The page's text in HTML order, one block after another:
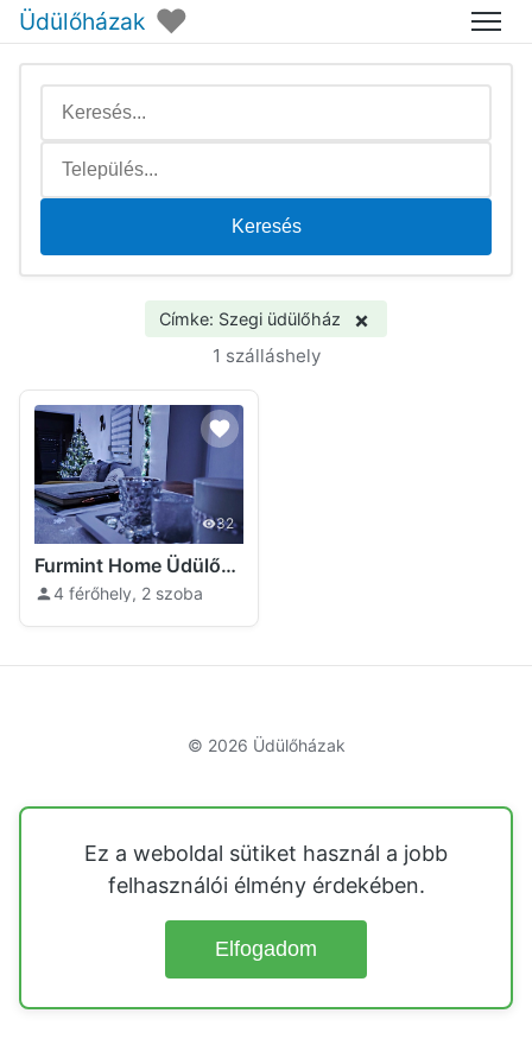
Üdülőházak ♥ Menü
Keresés
Címke: Szegi üdülőház ×
1 szálláshely
32
Furmint Home Üdülőház Szegi
4 férőhely, 2 szoba
© 2026 Üdülőházak
Ez a weboldal sütiket használ a jobb
felhasználói élmény érdekében.
Elfogadom